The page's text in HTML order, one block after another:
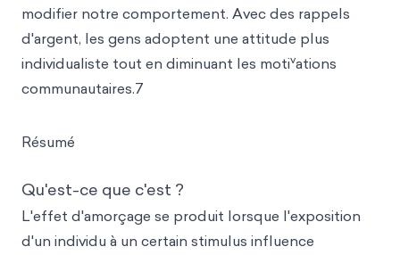
modifier notre comportement. Avec des rappels
d'argent, les gens adoptent une attitude plus
individualiste tout en diminuant les motivations
communautaires.7
Résumé
Qu'est-ce que c'est ?
L'effet d'amorçage se produit lorsque l'exposition
d'un individu à un certain stimulus influence